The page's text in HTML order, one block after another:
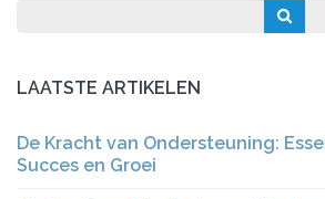
LAATSTE ARTIKELEN
De Kracht van Ondersteuning:
Succes en Groei